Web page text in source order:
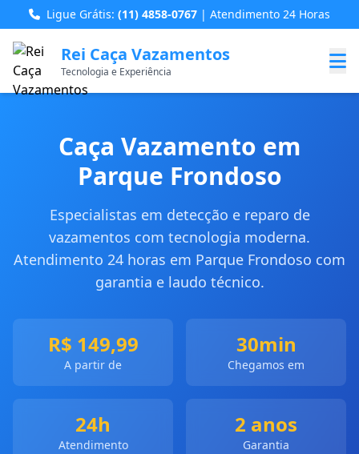
Ligue Grátis: (11) 4858-0767 | Atendimento 24 Horas
Rei Caça Vazamentos
Tecnologia e Experiência
Caça Vazamento em
Parque Frondoso
Especialistas em detecção e reparo de
vazamentos com tecnologia moderna.
Atendimento 24 horas em Parque Frondoso com
garantia e laudo técnico.
R$ 149,99
A partir de
30min
Chegamos em
24h
Atendimento
2 anos
Garantia